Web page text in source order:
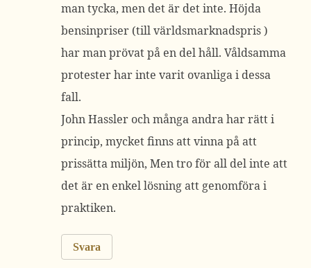
man tycka, men det är det inte. Höjda
bensinpriser (till världsmarknadspris )
har man prövat på en del håll. Våldsamma
protester har inte varit ovanliga i dessa
fall.
John Hassler och många andra har rätt i
princip, mycket finns att vinna på att
prissätta miljön, Men tro för all del inte att
det är en enkel lösning att genomföra i
praktiken.
Svara